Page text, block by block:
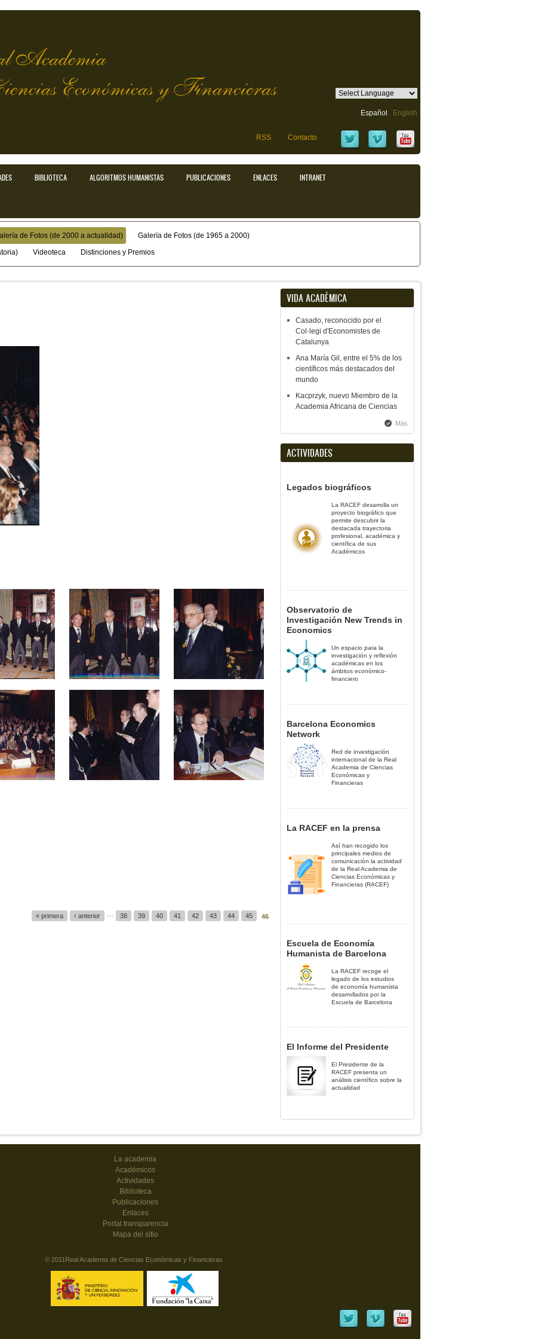
Academia
Económicas y Financieras
Español English
RSS Contacto
BIBLIOTECA ALGORITMOS HUMANISTAS PUBLICACIONES ENLACES INTRANET
de Fotos (de 2000 a actualidad)
Galería de Fotos (de 1965 a 2000)
Videoteca Distinciones y Premios
« primera ‹ anterior 38 39 40 41 42 43 44 45 46
VIDA ACADÉMICA
Casado, reconocido por el
Col·legi d'Economistes de
Catalunya
Ana María Gil, entre el 5% de los
científicos más destacados del
mundo
Kacprzyk, nuevo Miembro de la
Academia Africana de Ciencias
Más
ACTIVIDADES
Legados biográficos
La RACEF desarrolla un
proyecto biográfico que
permite descubrir la
destacada trayectoria
profesional, académica y
científica de sus
Académicos
Observatorio de
Investigación New Trends in
Economics
Un espacio para la
investigación y reflexión
académicas en los
ámbitos económico-
financiero
Barcelona Economics
Network
Red de investigación
internacional de la Real
Academia de Ciencias
Económicas y
Financieras
La RACEF en la prensa
Así han recogido los
principales medios de
comunicación la actividad
de la Real Academia de
Ciencias Económicas y
Financieras (RACEF)
Escuela de Economía
Humanista de Barcelona
La RACEF recoge el
legado de los estudios
de economía humanista
desarrollados por la
Escuela de Barcelona
El Informe del Presidente
El Presidente de la
RACEF presenta un
análisis científico sobre la
actualidad
La academia
Académicos
Actividades
Biblioteca
Publicaciones
Enlaces
Portal transparencia
Mapa del sitio
© 2011Real Academia de Ciencias Económicas y Financieras